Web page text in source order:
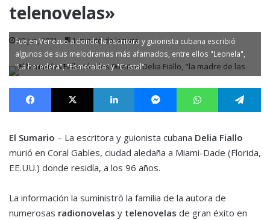
telenovelas»
30 Jun, 2021 1 minuto de lectura
Fue en Venezuela donde la escritora y guionista cubana escribió
algunos de sus melodramas más afamados, entre ellos "Leonela",
"La heredera", "Esmeralda" y "Cristal"
Facebook X LinkedIn MessengerWhatsApp
El Sumario – La escritora y guionista cubana Delia Fiallo
murió en Coral Gables, ciudad aledaña a Miami-Dade (Florida,
EE.UU.) donde residía, a los 96 años.
La información la suministró la familia de la autora de
numerosas radionovelas y telenovelas de gran éxito en